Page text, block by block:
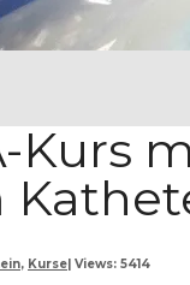
Kurs
, Kurse Views: 5414